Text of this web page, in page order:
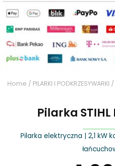
Home / PILARKI I PODKRZESYWARKI /
Pilarka STIHL
Pilarka elektryczna | 2,1 kW